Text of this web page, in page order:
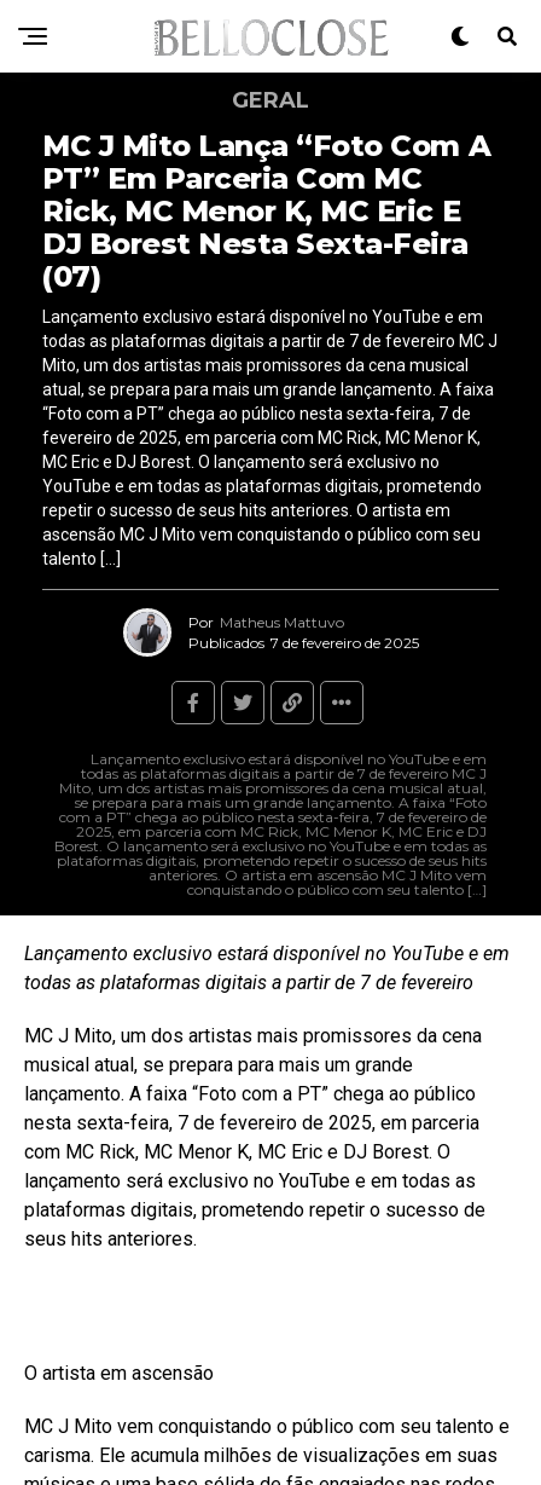
Lançamento exclusivo estará disponível no YouTube e em
todas as plataformas digitais a partir de 7 de fevereiro MC J
Mito, um dos artistas mais promissores da cena musical atual,
se prepara para mais um grande lançamento. A faixa “Foto
com a PT” chega ao público nesta sexta-feira, 7 de fevereiro de
2025, em parceria com MC Rick, MC Menor K, MC Eric e DJ
Borest. O lançamento será exclusivo no YouTube e em todas as
plataformas digitais, prometendo repetir o sucesso de seus hits
anteriores. O artista em ascensão MC J Mito vem
conquistando o público com seu talento […]
GERAL
MC J Mito Lança “Foto Com A
PT” Em Parceria Com MC
Rick, MC Menor K, MC Eric E
DJ Borest Nesta Sexta-Feira
(07)
Lançamento exclusivo estará disponível no YouTube e em
todas as plataformas digitais a partir de 7 de fevereiro MC J
Mito, um dos artistas mais promissores da cena musical
atual, se prepara para mais um grande lançamento. A faixa
“Foto com a PT” chega ao público nesta sexta-feira, 7 de
fevereiro de 2025, em parceria com MC Rick, MC Menor K,
MC Eric e DJ Borest. O lançamento será exclusivo no
YouTube e em todas as plataformas digitais, prometendo
repetir o sucesso de seus hits anteriores. O artista em
ascensão MC J Mito vem conquistando o público com seu
talento […]
Por Matheus Mattuvo
Publicados 7 de fevereiro de 2025
Lançamento exclusivo estará disponível no YouTube e em
todas as plataformas digitais a partir de 7 de fevereiro
MC J Mito, um dos artistas mais promissores da cena
musical atual, se prepara para mais um grande
lançamento. A faixa “Foto com a PT” chega ao público
nesta sexta-feira, 7 de fevereiro de 2025, em parceria
com MC Rick, MC Menor K, MC Eric e DJ Borest. O
lançamento será exclusivo no YouTube e em todas as
plataformas digitais, prometendo repetir o sucesso de
seus hits anteriores.
O artista em ascensão
MC J Mito vem conquistando o público com seu talento e
carisma. Ele acumula milhões de visualizações em suas